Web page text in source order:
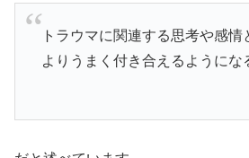
トラウマに関連する思考や感情
よりうまく付き合えるようにな